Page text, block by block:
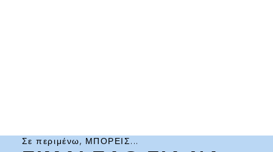
Σε περιμένω, ΜΠΟΡΕΙΣ...